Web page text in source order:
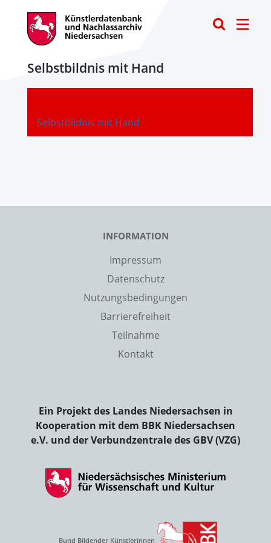
Selbstbildnis mit Hand
Selbstbildnis mit Hand
-
INFORMATION
Impressum
Datenschutz
Nutzungsbedingungen
Barrierefreiheit
Teilnahme
Kontakt
Ein Projekt des Landes Niedersachsen in
Kooperation mit dem BBK Niedersachsen
e.V. und der Verbundzentrale des GBV (VZG)
Bund Bildender Künstlerinnen